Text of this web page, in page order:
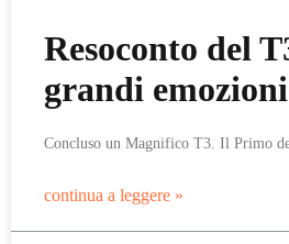
Resoconto del
grandi emozioni
Concluso un Magnifico T3. Il Primo
continua a leggere »